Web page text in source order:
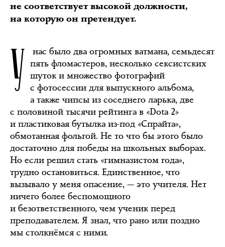
не соответствует высокой должности,
на которую он претендует.
У
нас было два огромных ватмана, семьдесят
пять фломастеров, несколько сексистских
шуток и множество фотографий
с фотосессии для выпускного альбома,
а также чипсы из соседнего ларька, две
с половиной тысячи рейтинга в «Dota 2»
и пластиковая бутылка из-под «Спрайта»,
обмотанная фольгой. Не то что бы этого было
достаточно для победы на школьных выборах.
Но если решил стать «гимназистом года»,
трудно остановиться. Единственное, что
вызывало у меня опасение, — это учителя. Нет
ничего более беспомощного
и безответственного, чем ученик перед
преподавателем. Я знал, что рано или поздно
мы столкнёмся с ними.